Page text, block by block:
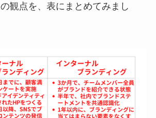
観点を、表にまとめてみまし